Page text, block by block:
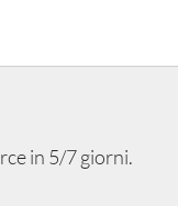
in 5/7 giorni.